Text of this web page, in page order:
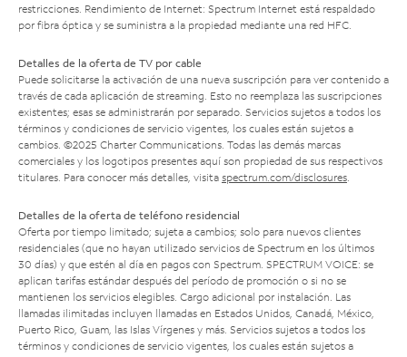
restricciones. Rendimiento de Internet: Spectrum Internet está respaldado
por fibra óptica y se suministra a la propiedad mediante una red HFC.
Detalles de la oferta de TV por cable
Puede solicitarse la activación de una nueva suscripción para ver contenido a
través de cada aplicación de streaming. Esto no reemplaza las suscripciones
existentes; esas se administrarán por separado. Servicios sujetos a todos los
términos y condiciones de servicio vigentes, los cuales están sujetos a
cambios. ©2025 Charter Communications. Todas las demás marcas
comerciales y los logotipos presentes aquí son propiedad de sus respectivos
titulares. Para conocer más detalles, visita spectrum.com/disclosures
Detalles de la oferta de teléfono residencial
Oferta por tiempo limitado; sujeta a cambios; solo para nuevos clientes
residenciales (que no hayan utilizado servicios de Spectrum en los últimos
30 días) y que estén al día en pagos con Spectrum. SPECTRUM VOICE: se
aplican tarifas estándar después del período de promoción o si no se
mantienen los servicios elegibles. Cargo adicional por instalación. Las
llamadas ilimitadas incluyen llamadas en Estados Unidos, Canadá, México,
Puerto Rico, Guam, las Islas Vírgenes y más. Servicios sujetos a todos los
términos y condiciones de servicio vigentes, los cuales están sujetos a